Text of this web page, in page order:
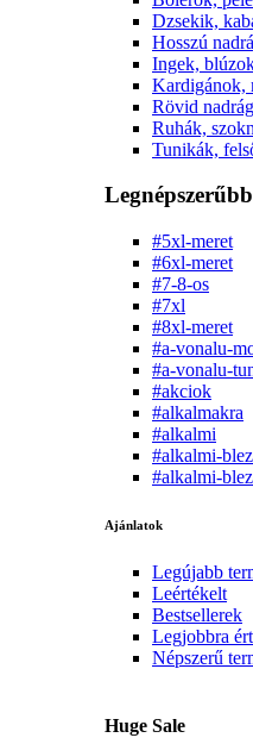
Dzsekik,
Hosszú
Ingek,
Kardigánok,
Rövid nadrág
Ruhák,
Tunikák,
#5xl-meret
#6xl-meret
#7-8-os
#7xl
#8xl-meret
#a-vonalu-
#a-vonalu-
#akciok
#alkalmakra
#alkalmi
#alkalmi-
#alkalmi-
Ajánlatok
Legújabb
Leértékelt
Bestsellerek
Legjobbra
Népszerű
Huge Sale